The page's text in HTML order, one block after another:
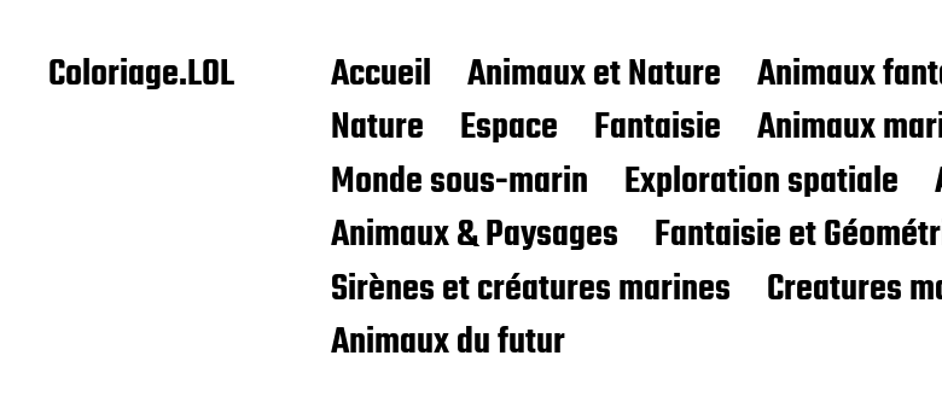
Coloriage.LOL Accueil Animaux et Nature Animaux
Nature
Espace Fantaisie Animaux
Monde sous-marin
Exploration spatiale
Animaux & Paysages
Fantaisie et
Sirènes et créatures marines
Creatures
Animaux du futur